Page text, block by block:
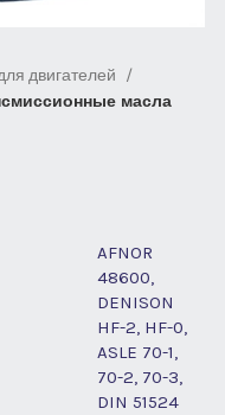
двигателей
масла
AFNOR
48600,
DENISON
HF-2, HF-0,
ASLE 70-1,
70-2, 70-3,
DIN 51524